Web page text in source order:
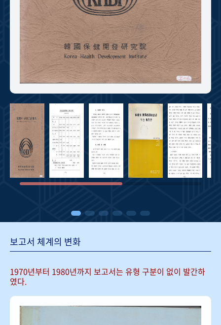
보고서 체계의 변화
1970년부터 1980년까지 보고서는 유형 구분이 없이 발간하
였다.